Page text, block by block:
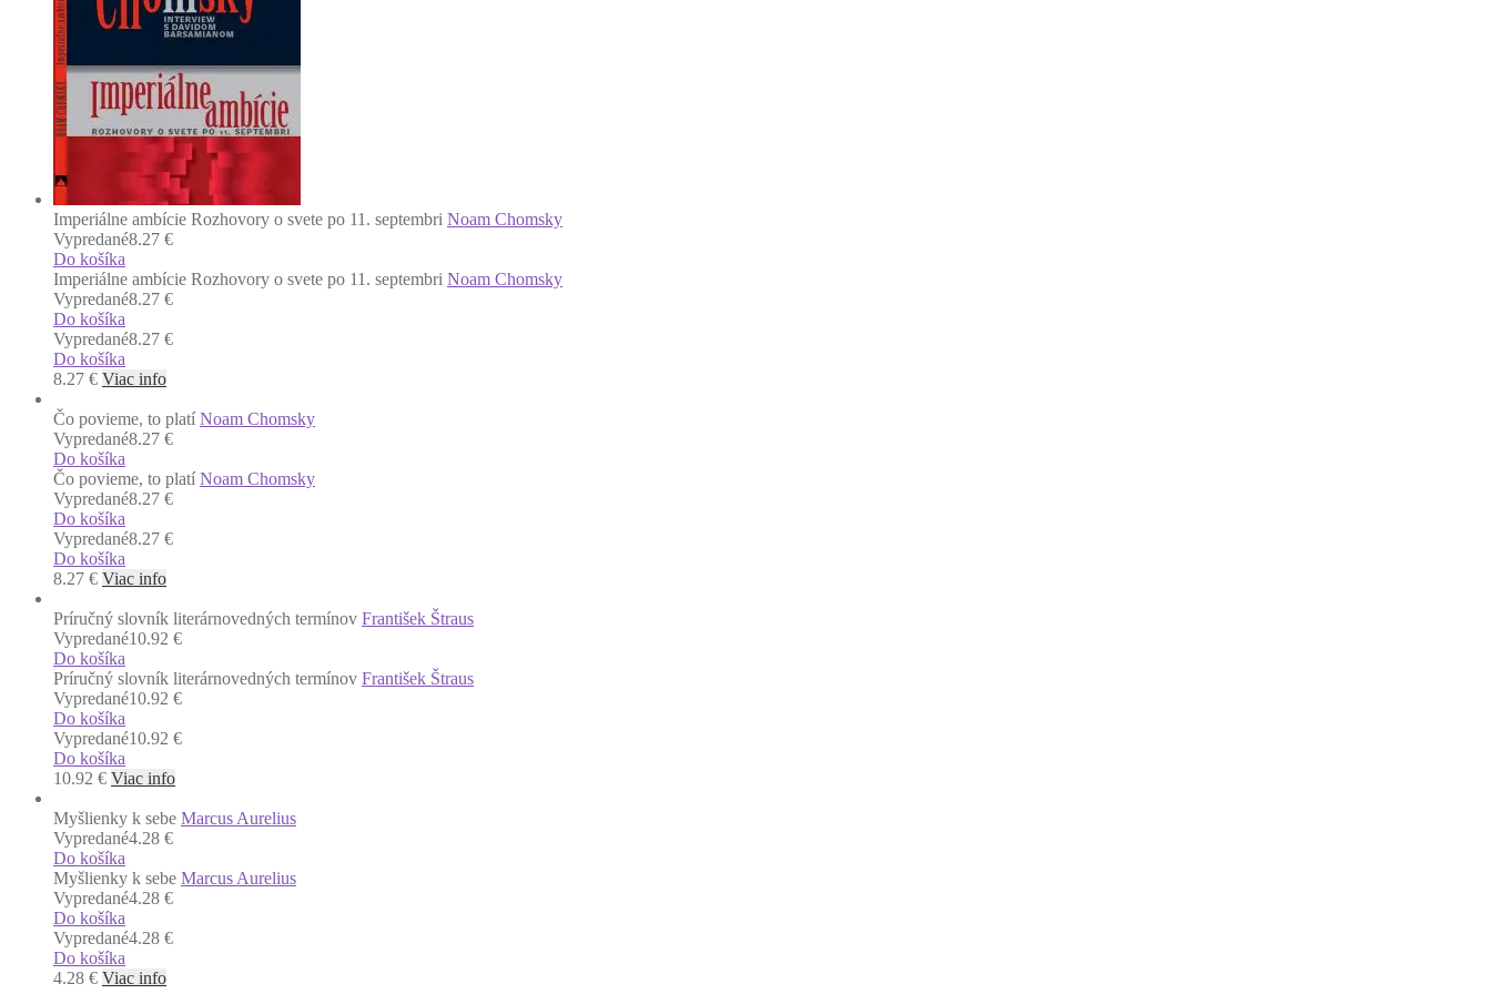
Imperiálne ambície Rozhovory o svete po 11. septembri Noam Chomsky
Vypredané8.27 €
Do košíka
Imperiálne ambície Rozhovory o svete po 11. septembri Noam Chomsky
Vypredané8.27 €
Do košíka
Vypredané8.27 €
Do košíka
8.27 € Viac info
Čo povieme, to platí Noam Chomsky
Vypredané8.27 €
Do košíka
Čo povieme, to platí Noam Chomsky
Vypredané8.27 €
Do košíka
Vypredané8.27 €
Do košíka
8.27 € Viac info
Príručný slovník literárnovedných termínov František Štraus
Vypredané10.92 €
Do košíka
Príručný slovník literárnovedných termínov František Štraus
Vypredané10.92 €
Do košíka
Vypredané10.92 €
Do košíka
10.92 € Viac info
Myšlienky k sebe Marcus Aurelius
Vypredané4.28 €
Do košíka
Myšlienky k sebe Marcus Aurelius
Vypredané4.28 €
Do košíka
Vypredané4.28 €
Do košíka
4.28 € Viac info